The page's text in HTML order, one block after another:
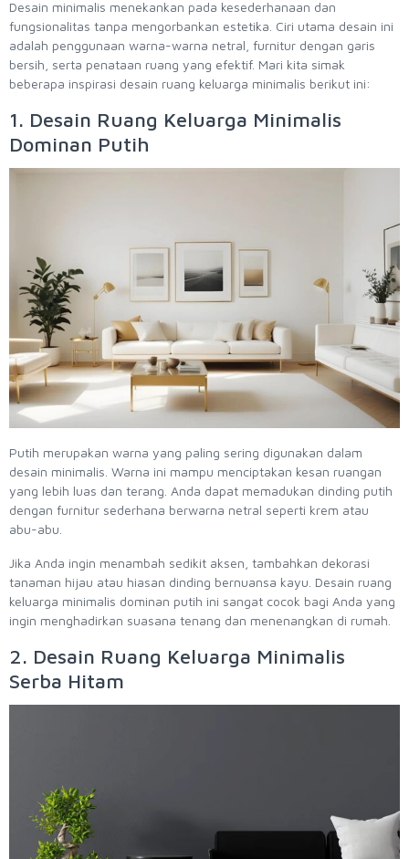
Desain minimalis menekankan pada kesederhanaan dan
fungsionalitas tanpa mengorbankan estetika. Ciri utama desain ini
adalah penggunaan warna-warna netral, furnitur dengan garis
bersih, serta penataan ruang yang efektif. Mari kita simak
beberapa inspirasi desain ruang keluarga minimalis berikut ini:
1. Desain Ruang Keluarga Minimalis
Dominan Putih
Putih merupakan warna yang paling sering digunakan dalam
desain minimalis. Warna ini mampu menciptakan kesan ruangan
yang lebih luas dan terang. Anda dapat memadukan dinding putih
dengan furnitur sederhana berwarna netral seperti krem atau
abu-abu.
Jika Anda ingin menambah sedikit aksen, tambahkan dekorasi
tanaman hijau atau hiasan dinding bernuansa kayu. Desain ruang
keluarga minimalis dominan putih ini sangat cocok bagi Anda yang
ingin menghadirkan suasana tenang dan menenangkan di rumah.
2. Desain Ruang Keluarga Minimalis
Serba Hitam